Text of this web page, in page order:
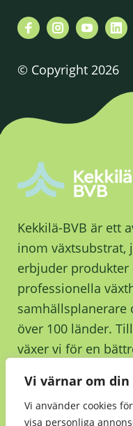
Vi värnar om
Vi använder cookies
visa personliga
© Copyright 2026
Kekkilä-BVB är ett
inom växtsubstrat,
erbjuder
professionella
samhällsplanerare
över 100 länder.
växer vi för en
Kontakta oss